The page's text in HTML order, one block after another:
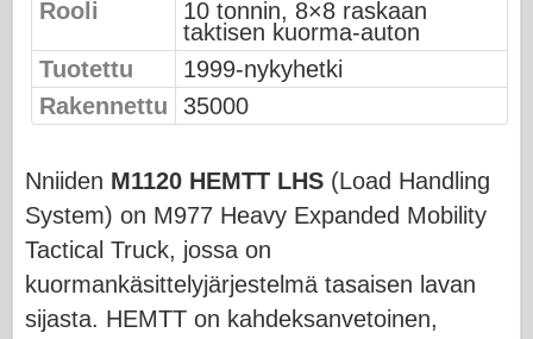
Ilmavoimat
AZ-malli
Musta koira
Bronco
Kyberharrastus
Dnepromodel
Rooli
10 tonnin, 8×8 raskaan
taktisen kuorma-auton
Tuotettu
1999-nykyhetki
Rakennettu
35000
Nniiden M1120 HEMTT LHS (Load Handling
System) on M977 Heavy Expanded Mobility
Tactical Truck, jossa on
kuormankäsittelyjärjestelmä tasaisen lavan
sijasta. HEMTT on kahdeksanvetoinen,